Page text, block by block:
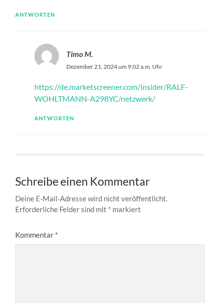
ANTWORTEN
Timo M.
Dezember 21, 2024 um 9:02 a.m. Uhr
https://de.marketscreener.com/insider/RALF-
WOHLTMANN-A298YC/netzwerk/
ANTWORTEN
Schreibe einen Kommentar
Deine E-Mail-Adresse wird nicht veröffentlicht.
Erforderliche Felder sind mit * markiert
Kommentar *